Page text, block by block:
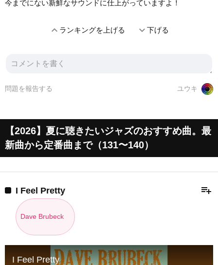
今までにない新鮮なサウンドに仕上がっていますよ！
expand_lessランキングを上げる expand_more下げる
ユウキ
問題を報告する
【2026】夏に聴きたいジャズのおすすめ曲。最
新曲から定番曲まで（131〜140）
playlist_add
I Feel Pretty
Dave Brubeck
I Feel Pretty